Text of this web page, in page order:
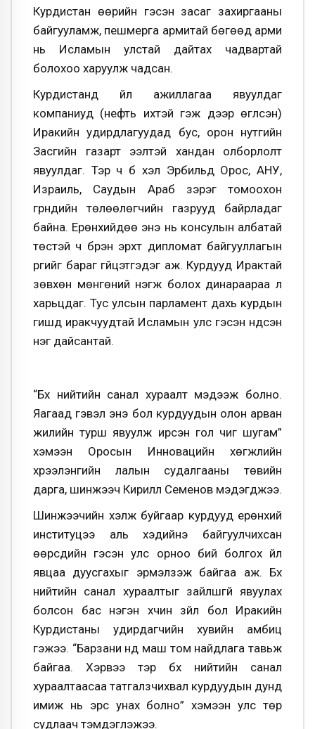
Курдистан өөрийн гэсэн засаг захиргааны
байгууламж, пешмерга армитай бөгөөд арми
нь Исламын улстай дайтах чадвартай
болохоо харуулж чадсан.
Курдистанд үйл ажиллагаа явуулдаг
компаниуд (нефть ихтэй гэж дээр өгүүлсэн)
Иракийн удирдлагуудад бус, орон нутгийн
Засгийн газарт ээлтэй хандан олборлолт
явуулдаг. Тэр ч бүү хэл Эрбильд Орос, АНУ,
Израиль, Саудын Араб зэрэг томоохон
гүрнүүдийн төлөөлөгчийн газрууд байрладаг
байна. Ерөнхийдөө энэ нь консулын албатай
төстэй ч бүрэн эрхт дипломат байгууллагын
үүргийг бараг гүйцэтгэдэг аж. Курдууд Ирактай
зөвхөн мөнгөний нэгж болох динараараа л
харьцдаг. Тус улсын парламент дахь курдын
гишүүд иракчуудтай Исламын улс гэсэн үндсэн
нэг дайсантай.
“Бүх нийтийн санал хураалт мэдээж болно.
Яагаад гэвэл энэ бол курдуудын олон арван
жилийн турш явуулж ирсэн гол чиг шугам”
хэмээн Оросын Инновацийн хөгжлийн
хүрээлэнгийн лалын судалгааны төвийн
дарга, шинжээч Кирилл Семенов мэдэгджээ.
Шинжээчийн хэлж буйгаар курдууд ерөнхий
институцээ аль хэдийнэ байгуулчихсан
өөрсдийн гэсэн улс орноо бий болгох үйл
явцаа дуусгахыг эрмэлзэж байгаа аж. Бүх
нийтийн санал хураалтыг зайлшгүй явуулах
болсон бас нэгэн хүчин зүйл бол Иракийн
Курдистаны удирдагчийн хувийн амбиц
гэжээ. “Барзани үүнд маш том найдлага тавьж
байгаа. Хэрвээ тэр бүх нийтийн санал
хураалтаасаа татгалзчихвал курдуудын дунд
имиж нь эрс унах болно” хэмээн улс төр
судлаач тэмдэглэжээ.